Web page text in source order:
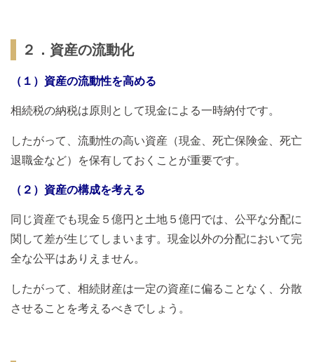
２．資産の流動化
（１）資産の流動性を高める
相続税の納税は原則として現金による一時納付です。
したがって、流動性の高い資産（現金、死亡保険金、死亡
退職金など）を保有しておくことが重要です。
（２）資産の構成を考える
同じ資産でも現金５億円と土地５億円では、公平な分配に
関して差が生じてしまいます。現金以外の分配において完
全な公平はありえません。
したがって、相続財産は一定の資産に偏ることなく、分散
させることを考えるべきでしょう。